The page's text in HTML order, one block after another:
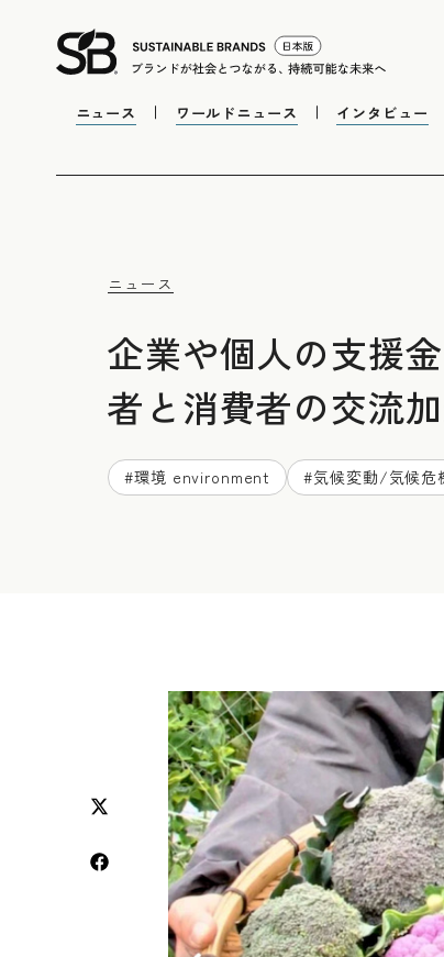
ニュース ワールドニュース インタビュー
ニュース
企業や個人の支援
者と消費者の交流
#環境 environment #気候変動/気候危